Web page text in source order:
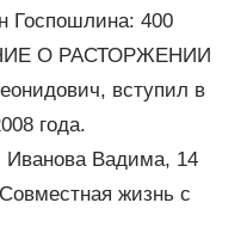
Госпошлина: 400
О РАСТОРЖЕНИИ
вступил в
года.
Вадима, 14
жизнь с